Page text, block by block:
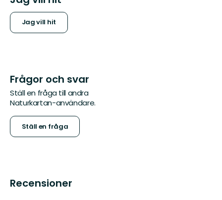
Jag vill hit
Frågor och svar
Ställ en fråga till andra
Naturkartan-användare.
Ställ en fråga
Recensioner